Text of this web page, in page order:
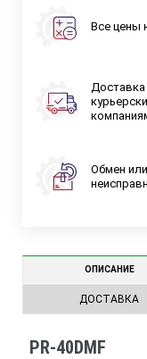
Все цены
Доставка
Обмен
ОПИСАНИЕ
ДОСТАВКА
PR-40DMF